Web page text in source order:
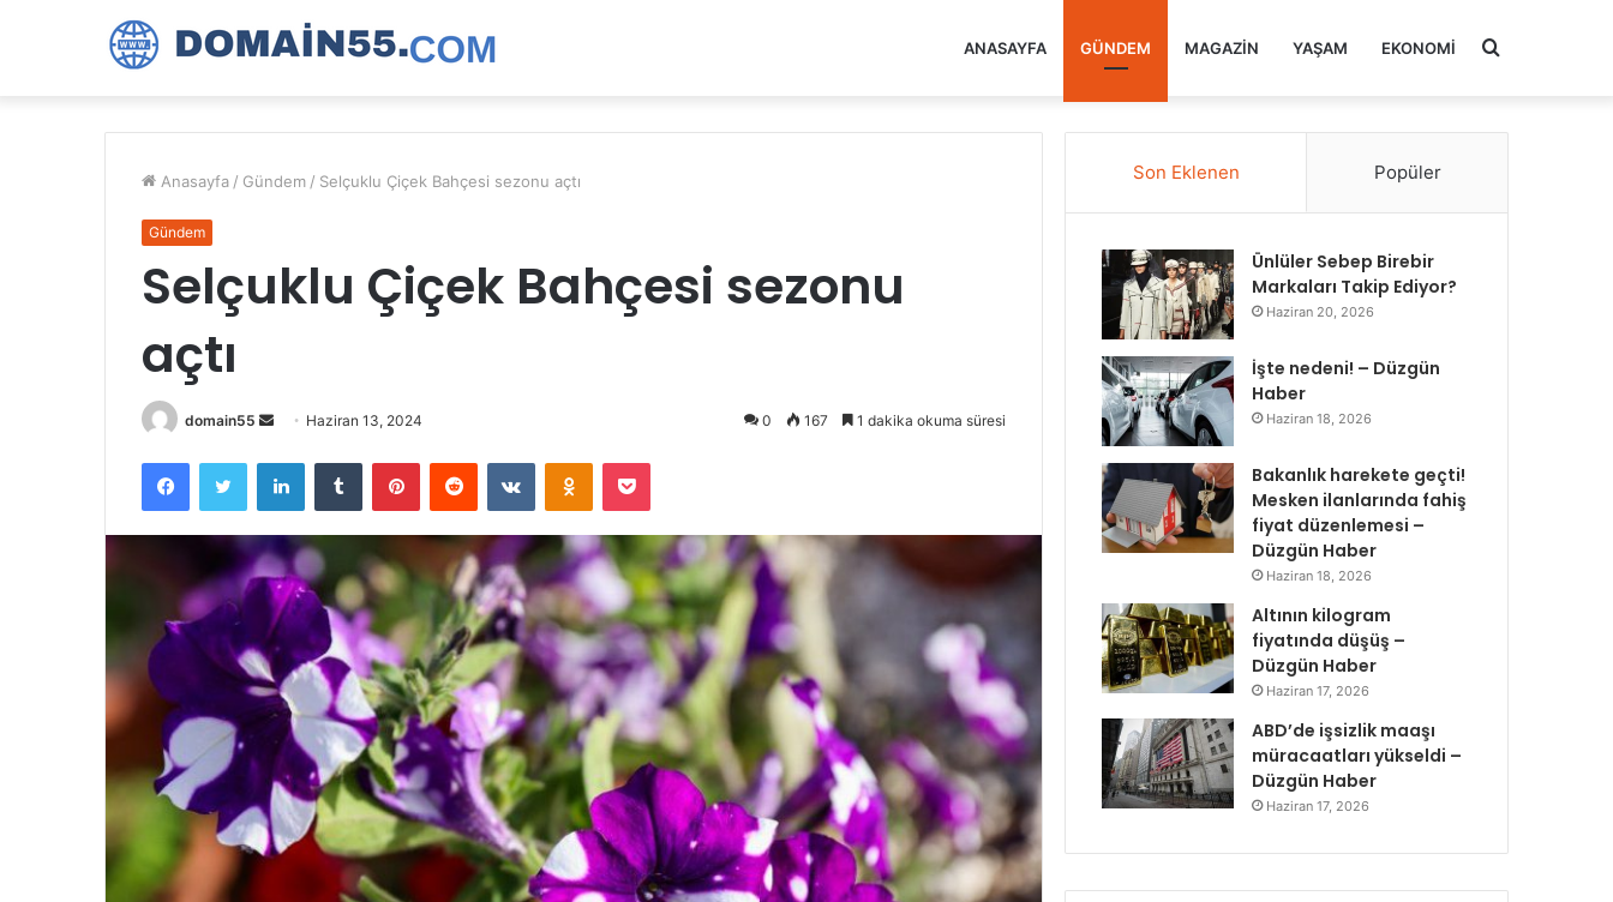
ANASAYFA GÜNDEM MAGAZIN YAŞAM EKONOMI Arama
Anasayfa / Gündem / Selçuklu Çiçek Bahçesi sezonu açtı
Gündem
Selçuklu Çiçek Bahçesi sezonu
açtı
domain55
Bir
posta
göndermek
Haziran 13, 2024 0 167 1 dakika okuma süresi
FacebookTwitter LinkedInTumblr PinterestReddit VKontakteOdnoklassniki
Pocket
Son Eklenen Popüler
Ünlüler Sebep Birebir
Markaları Takip Ediyor?
Haziran 20, 2026
İşte nedeni! – Düzgün
Haber
Haziran 18, 2026
Bakanlık harekete geçti!
Mesken ilanlarında fahiş
fiyat düzenlemesi –
Düzgün Haber
Haziran 18, 2026
Altının kilogram
fiyatında düşüş –
Düzgün Haber
Haziran 17, 2026
ABD’de işsizlik maaşı
müracaatları yükseldi –
Düzgün Haber
Haziran 17, 2026